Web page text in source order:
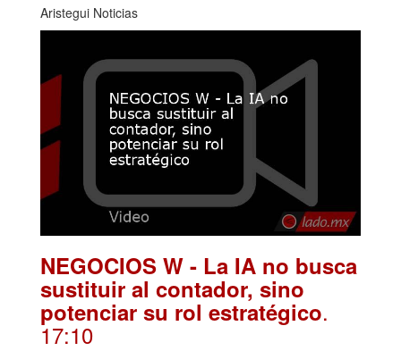
Aristegui Noticias
NEGOCIOS W - La IA no busca
sustituir al contador, sino
potenciar su rol estratégico.
17:10